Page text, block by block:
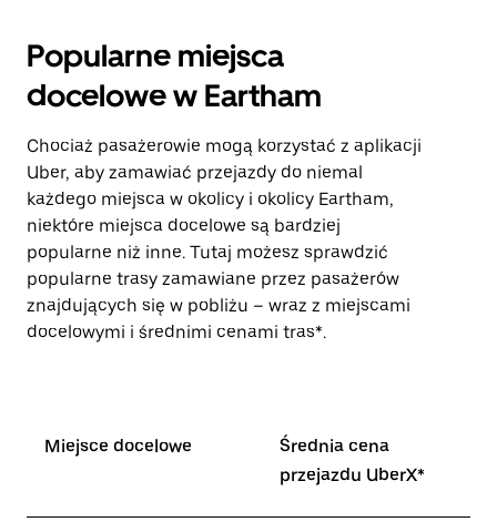
Popularne miejsca
docelowe w Eartham
Chociaż pasażerowie mogą korzystać z aplikacji
Uber, aby zamawiać przejazdy do niemal
każdego miejsca w okolicy i okolicy Eartham,
niektóre miejsca docelowe są bardziej
popularne niż inne. Tutaj możesz sprawdzić
popularne trasy zamawiane przez pasażerów
znajdujących się w pobliżu – wraz z miejscami
docelowymi i średnimi cenami tras*.
Miejsce docelowe
Średnia cena
przejazdu UberX*